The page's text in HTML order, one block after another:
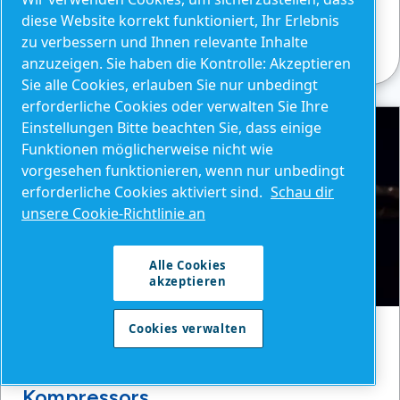
mehr über Energieeinsparungen, Technologie
und Umweltvorteile.
diese Website korrekt funktioniert, Ihr Erlebnis
zu verbessern und Ihnen relevante Inhalte
anzuzeigen. Sie haben die Kontrolle: Akzeptieren
Sie alle Cookies, erlauben Sie nur unbedingt
erforderliche Cookies oder verwalten Sie Ihre
Einstellungen Bitte beachten Sie, dass einige
Funktionen möglicherweise nicht wie
vorgesehen funktionieren, wenn nur unbedingt
erforderliche Cookies aktiviert sind. Schau dir
unsere Cookie-Richtlinie an
Alle Cookies
akzeptieren
Cookies verwalten